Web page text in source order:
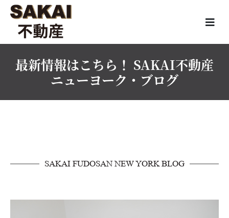
最新情報はこちら！ SAKAI不動産
ニューヨーク・ブログ
SAKAI FUDOSAN NEW YORK BLOG